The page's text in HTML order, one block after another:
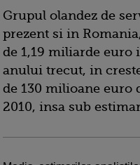
Grupul olandez de
prezent si in
de 1,19 miliarde
anului trecut, in
de 130 milioane euro
2010, insa sub